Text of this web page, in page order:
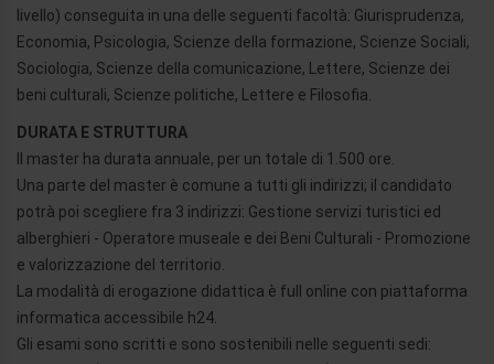
livello) conseguita in una delle seguenti facoltà: Giurisprudenza,
Economia, Psicologia, Scienze della formazione, Scienze Sociali,
Sociologia, Scienze della comunicazione, Lettere, Scienze dei
beni culturali, Scienze politiche, Lettere e Filosofia.
DURATA E STRUTTURA
Il master ha durata annuale, per un totale di 1.500 ore.
Una parte del master è comune a tutti gli indirizzi; il candidato
potrà poi scegliere fra 3 indirizzi: Gestione servizi turistici ed
alberghieri - Operatore museale e dei Beni Culturali - Promozione
e valorizzazione del territorio.
La modalità di erogazione didattica è full online con piattaforma
informatica accessibile h24.
Gli esami sono scritti e sono sostenibili nelle seguenti sedi: